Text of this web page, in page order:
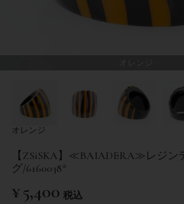
オレンジ
【ZSiSKA】≪BAIADERA≫レジン
グ/6160038*
¥5,400 税込